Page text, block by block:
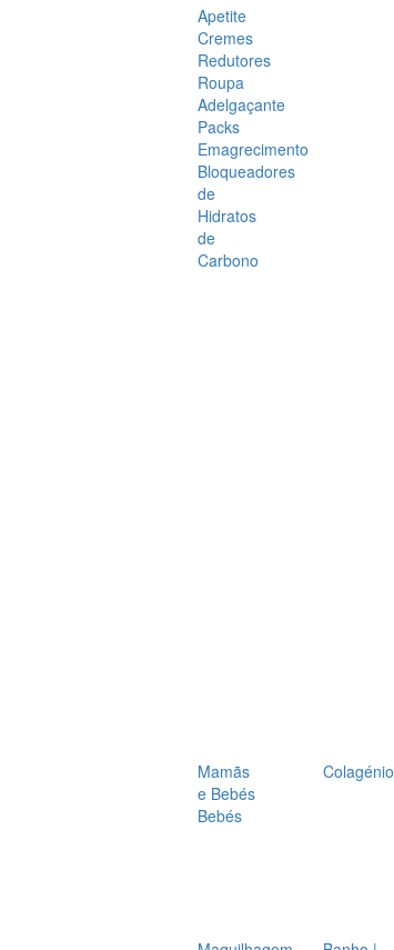
Apetite
Cremes
Redutores
Roupa
Adelgaçante
Packs
Emagrecimento
Bloqueadores
de
Hidratos
de
Carbono
Mamãs
e Bebés
Bebés
Colagénio